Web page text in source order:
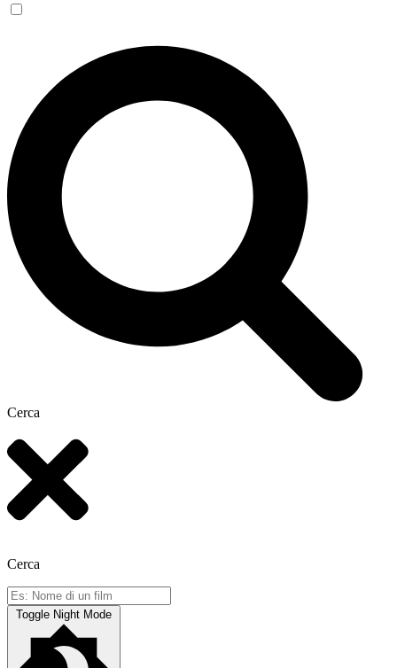
Cerca
Cerca
Toggle Night Mode